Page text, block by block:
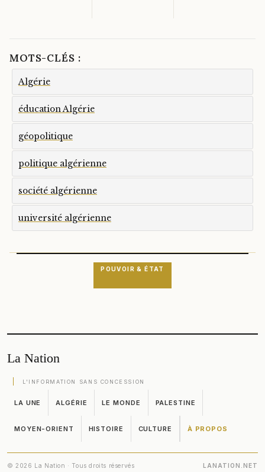
MOTS-CLÉS :
Algérie
éducation Algérie
géopolitique
politique algérienne
société algérienne
université algérienne
POUVOIR & ÉTAT
La Nation
L'INFORMATION SANS CONCESSION
LA UNE ALGÉRIE LE MONDE PALESTINE
MOYEN-ORIENT HISTOIRE CULTURE À PROPOS
© 2026 La Nation · Tous droits réservés LANATION.NET